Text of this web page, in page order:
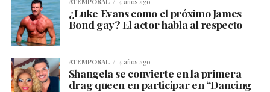
¿Luke Evans como el próximo James
Bond gay? El actor habla al respecto
ATEMPORAL 4 años ago
Shangela se convierte en la primera
drag queen en participar en “Dancing